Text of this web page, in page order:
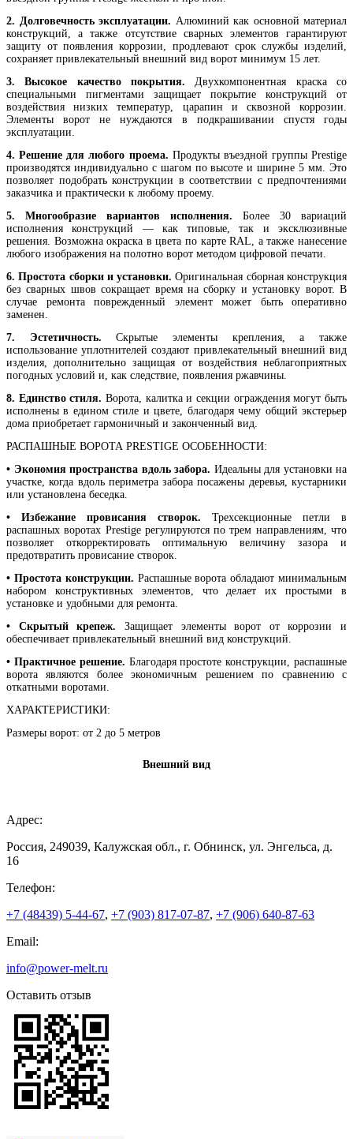
2. Долговечность эксплуатации. Алюминий как основной материал
конструкций, а также отсутствие сварных элементов гарантируют
защиту от появления коррозии, продлевают срок службы изделий,
сохраняет привлекательный внешний вид ворот минимум 15 лет.
3. Высокое качество покрытия. Двухкомпонентная краска со
специальными пигментами защищает покрытие конструкций от
воздействия низких температур, царапин и сквозной коррозии.
Элементы ворот не нуждаются в подкрашивании спустя годы
эксплуатации.
4. Решение для любого проема. Продукты въездной группы Prestige
производятся индивидуально с шагом по высоте и ширине 5 мм. Это
позволяет подобрать конструкции в соответствии с предпочтениями
заказчика и практически к любому проему.
5. Многообразие вариантов исполнения. Более 30 вариаций
исполнения конструкций — как типовые, так и эксклюзивные
решения. Возможна окраска в цвета по карте RAL, а также нанесение
любого изображения на полотно ворот методом цифровой печати.
6. Простота сборки и установки. Оригинальная сборная конструкция
без сварных швов сокращает время на сборку и установку ворот. В
случае ремонта поврежденный элемент может быть оперативно
заменен.
7. Эстетичность. Скрытые элементы крепления, а также
использование уплотнителей создают привлекательный внешний вид
изделия, дополнительно защищая от воздействия неблагоприятных
погодных условий и, как следствие, появления ржавчины.
8. Единство стиля. Ворота, калитка и секции ограждения могут быть
исполнены в едином стиле и цвете, благодаря чему общий экстерьер
дома приобретает гармоничный и законченный вид.
РАСПАШНЫЕ ВОРОТА PRESTIGE ОСОБЕННОСТИ:
• Экономия пространства вдоль забора. Идеальны для установки на
участке, когда вдоль периметра забора посажены деревья, кустарники
или установлена беседка.
• Избежание провисания створок. Трехсекционные петли в
распашных воротах Prestige регулируются по трем направлениям, что
позволяет откорректировать оптимальную величину зазора и
предотвратить провисание створок.
• Простота конструкции. Распашные ворота обладают минимальным
набором конструктивных элементов, что делает их простыми в
установке и удобными для ремонта.
• Скрытый крепеж. Защищает элементы ворот от коррозии и
обеспечивает привлекательный внешний вид конструкций.
• Практичное решение. Благодаря простоте конструкции, распашные
ворота являются более экономичным решением по сравнению с
откатными воротами.
ХАРАКТЕРИСТИКИ:
Размеры ворот: от 2 до 5 метров
Внешний вид
Адрес:
Россия, 249039, Калужская обл., г. Обнинск, ул. Энгельса, д.
16
Телефон:
+7 (48439) 5-44-67, +7 (903) 817-07-87, +7 (906) 640-87-63
Email:
info@power-melt.ru
Оставить отзыв